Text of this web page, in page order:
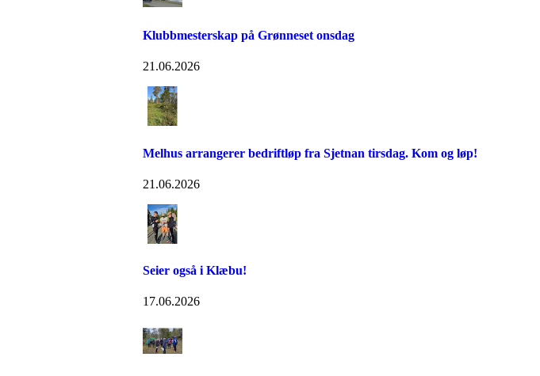
Klubbmesterskap på Grønneset onsdag
21.06.2026
Melhus arrangerer bedriftløp fra Sjetnan tirsdag. Kom og løp!
21.06.2026
Seier også i Klæbu!
17.06.2026